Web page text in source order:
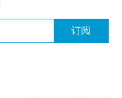
订阅